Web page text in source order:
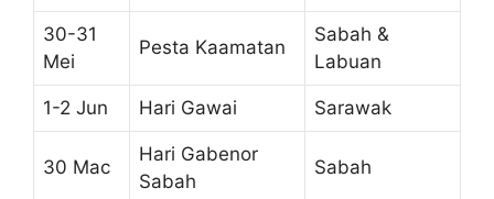
30-31
Mei
Pesta Kaamatan
Sabah &
Labuan
1-2 Jun Hari Gawai Sarawak
30 Mac
Hari Gabenor
Sabah
Sabah